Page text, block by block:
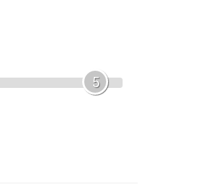
5